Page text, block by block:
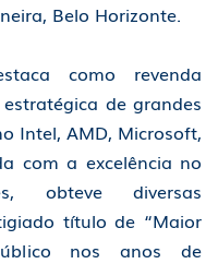
Belo Horizonte.
como revenda
de grandes
Intel, AMD, Microsoft,
com a excelência no
obteve diversas
título de “Maior
nos anos de